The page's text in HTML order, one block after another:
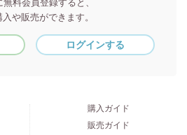
料会員登録すると、
や販売ができます。
ログインする
購入ガイド
販売ガイド